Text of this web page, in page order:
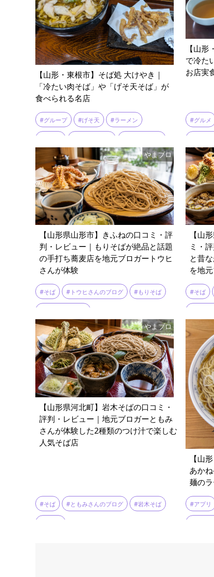
【山形・東根市】そば処 大けやき｜
「冷たい肉そば」や「げそ天そば」が
食べられる名店
#グループ #げそ天 #ラーメン
#団体予約 #大けやき #東根温泉
#肉そば #駐車場広い
【山
で冷た
お店実
#グルメ
#冷たい
#東根
【山形県山形市】きふねの口コミ・評
判・レビュー｜もりそばが絶品と話題
の手打ち蕎麦店を地元ブロガートウヒ
さんが体験
やまブロ
#そば #トウヒさんのブログ #もりそば
【山
ミ・
と昔
を地
#そば
【山形県河北町】岩木そばの口コミ・
評判・レビュー｜地元ブロガーともみ
さんが体験した2種類のつけ汁で楽しむ
人気そば店
やまブロ
#そば #ともみさんのブログ #岩木そば
【山
あか
麺の
#アプリ